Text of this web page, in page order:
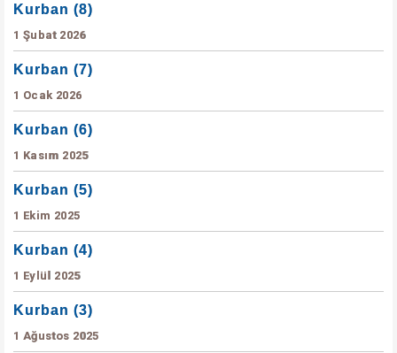
Kurban (8)
1 Şubat 2026
Kurban (7)
1 Ocak 2026
Kurban (6)
1 Kasım 2025
Kurban (5)
1 Ekim 2025
Kurban (4)
1 Eylül 2025
Kurban (3)
1 Ağustos 2025